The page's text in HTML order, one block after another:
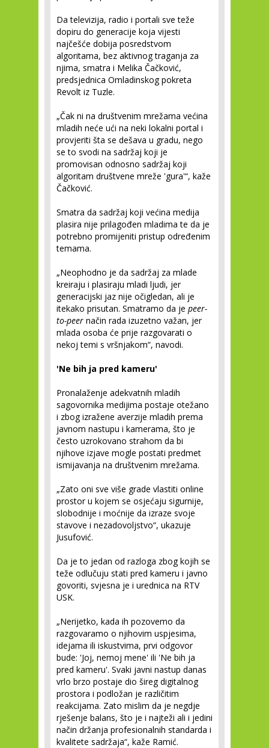
Da televizija, radio i portali sve teže
dopiru do generacije koja vijesti
najčešće dobija posredstvom
algoritama, bez aktivnog traganja za
njima, smatra i Melika Čačković,
predsjednica Omladinskog pokreta
Revolt iz Tuzle.
„Čak ni na društvenim mrežama većina
mladih neće ući na neki lokalni portal i
provjeriti šta se dešava u gradu, nego
se to svodi na sadržaj koji je
promovisan odnosno sadržaj koji
algoritam društvene mreže 'gura'“, kaže
Čačković.
Smatra da sadržaj koji većina medija
plasira nije prilagođen mladima te da je
potrebno promijeniti pristup određenim
temama.
„Neophodno je da sadržaj za mlade
kreiraju i plasiraju mladi ljudi, jer
generacijski jaz nije očigledan, ali je
itekako prisutan. Smatramo da je peer-
to-peer način rada izuzetno važan, jer
mlada osoba će prije razgovarati o
nekoj temi s vršnjakom“, navodi.
'Ne bih ja pred kameru'
Pronalaženje adekvatnih mladih
sagovornika medijima postaje otežano
i zbog izražene averzije mladih prema
javnom nastupu i kamerama, što je
često uzrokovano strahom da bi
njihove izjave mogle postati predmet
ismijavanja na društvenim mrežama.
„Zato oni sve više grade vlastiti online
prostor u kojem se osjećaju sigurnije,
slobodnije i moćnije da izraze svoje
stavove i nezadovoljstvo“, ukazuje
Jusufović.
Da je to jedan od razloga zbog kojih se
teže odlučuju stati pred kameru i javno
govoriti, svjesna je i urednica na RTV
USK.
„Nerijetko, kada ih pozovemo da
razgovaramo o njihovim uspjesima,
idejama ili iskustvima, prvi odgovor
bude: 'Joj, nemoj mene' ili 'Ne bih ja
pred kameru'. Svaki javni nastup danas
vrlo brzo postaje dio šireg digitalnog
prostora i podložan je različitim
reakcijama. Zato mislim da je negdje
rješenje balans, što je i najteži ali i jedini
način držanja profesionalnih standarda i
kvalitete sadržaja“, kaže Ramić.